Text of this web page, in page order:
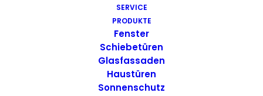
SERVICE
PRODUKTE
Fenster
Schiebetüren
Glasfassaden
Haustüren
Sonnenschutz
Wir suchen Dich!
Dallwig bietet